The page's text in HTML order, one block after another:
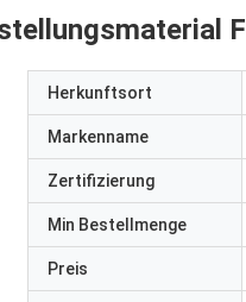
Herkunftsort
Markenname
Zertifizierung
Min Bestellmenge
Preis